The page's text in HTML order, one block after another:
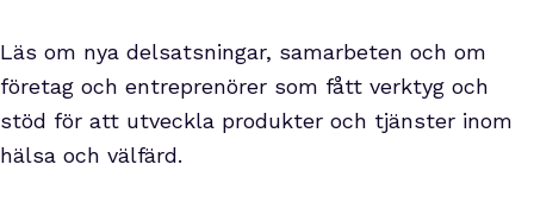
Läs om nya delsatsningar, samarbeten och om
företag och entreprenörer som fått verktyg och
stöd för att utveckla produkter och tjänster inom
hälsa och välfärd.